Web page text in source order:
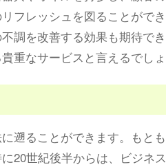
フレッシュを図ることがで
調を改善する効果も期待で
重なサービスと言えるでしょ
遡ることができます。もと
20世紀後半からは、ビジネ